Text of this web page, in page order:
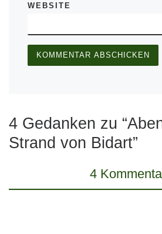
WEBSITE
4 Gedanken zu
Strand von Bidart”
4